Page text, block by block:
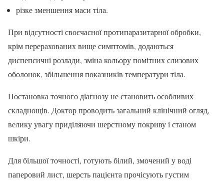
різке зменшення маси тіла.
При відсутності своєчасної протипаразитарної обробки,
крім перерахованих вище симптомів, додаються
диспепсичні розлади, зміна кольору помітних слизових
оболонок, збільшення показників температури тіла.
Постановка точного діагнозу не становить особливих
складнощів. Доктор проводить загальний клінічний огляд,
велику увагу приділяючи шерстному покриву і станом
шкіри.
Для більшої точності, готують білий, змочений у воді
паперовий лист, шерсть пацієнта прочісують густим